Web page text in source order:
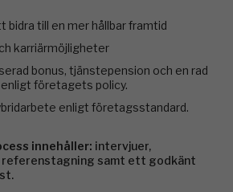
bidra till en mer hållbar framtid
karriärmöjligheter
bonus, tjänstepension och en rad
företagets policy.
enligt företagsstandard.
innehåller: intervjuer,
samt ett godkänt